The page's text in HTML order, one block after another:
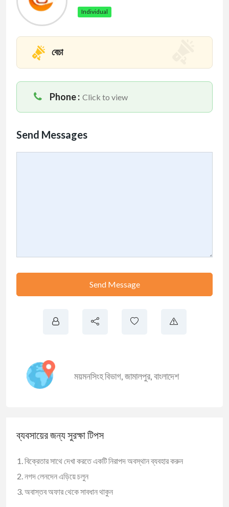
Individual
বেচা
Phone : Click to view
Send Messages
Send Message
ময়মনসিংহ বিভাগ,জামালপুর,বাংলাদেশ
ব্যবসায়ের জন্য সুরক্ষা টিপস
বিক্রেতার সাথে দেখা করতে একটি নিরাপদ অবস্থান ব্যবহার করুন
নগদ লেনদেন এড়িয়ে চলুন
অবাস্তব অফার থেকে সাবধান থাকুন